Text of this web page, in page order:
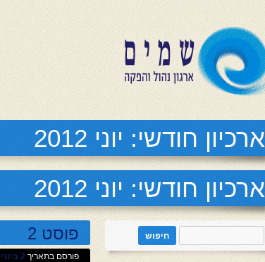
ארכיון חודשי: יוני 2012
ארכיון חודשי: יוני 2012
פוסט 2
פורסם בתאריך 2 ביוני 2012